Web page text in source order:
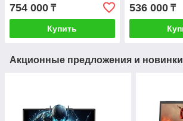
754 000 ₸
Купить
536 000₸
Акционные предложения и новинки